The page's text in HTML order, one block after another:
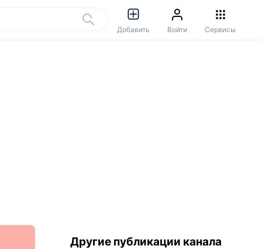
Добавить Войти Сервисы
Другие публикации канала